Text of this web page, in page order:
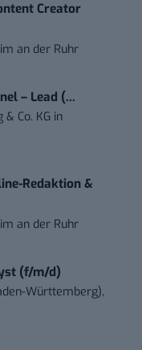
Creator
an der Ruhr
– Lead (...
& Co. KG in
Redaktion &
an der Ruhr
(f/m/d)
Württemberg),